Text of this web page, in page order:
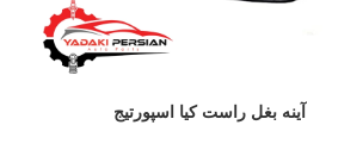
آینه بغل راست کیا اسپورتیج